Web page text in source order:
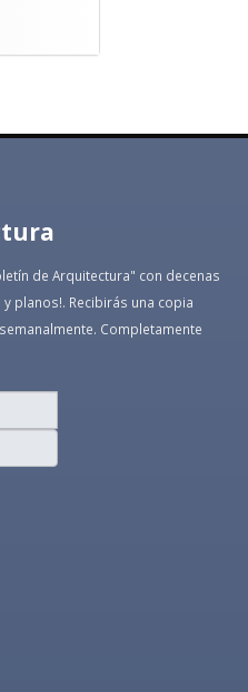
de Arquitectura" con decenas
planos!. Recibirás una copia
Completamente